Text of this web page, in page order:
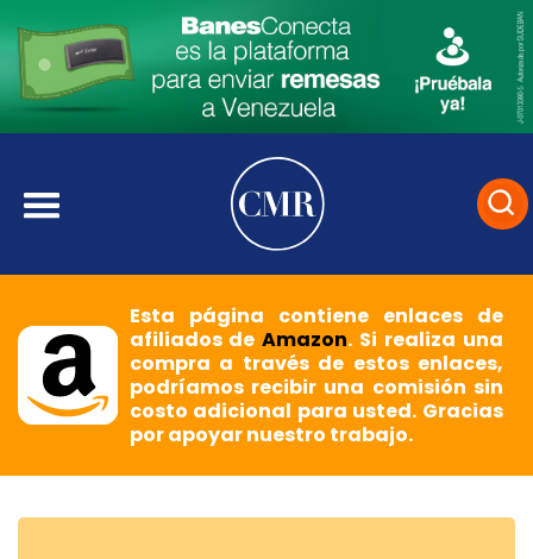
Esta página contiene enlaces de
afiliados deAmazon. Si realiza una
compra a través de estos enlaces,
podríamos recibir una comisión sin
costo adicional para usted. Gracias
por apoyar nuestro trabajo.